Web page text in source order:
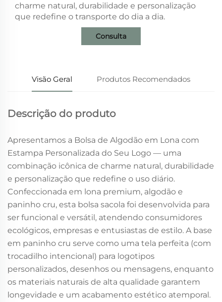
charme natural, durabilidade e personalização
que redefine o transporte do dia a dia.
Consulta
Visão Geral Produtos Recomendados
Descrição do produto
Apresentamos a Bolsa de Algodão em Lona com
Estampa Personalizada do Seu Logo — uma
combinação icônica de charme natural, durabilidade
e personalização que redefine o uso diário.
Confeccionada em lona premium, algodão e
paninho cru, esta bolsa sacola foi desenvolvida para
ser funcional e versátil, atendendo consumidores
ecológicos, empresas e entusiastas de estilo. A base
em paninho cru serve como uma tela perfeita (com
trocadilho intencional) para logotipos
personalizados, desenhos ou mensagens, enquanto
os materiais naturais de alta qualidade garantem
longevidade e um acabamento estético atemporal.